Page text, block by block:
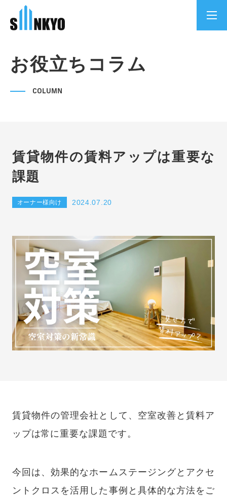
お役立ちコラム
COLUMN
賃貸物件の賃料アップは重要な
課題
オーナー様向け 2024.07.20
賃貸物件の管理会社として、空室改善と賃料ア
ップは常に重要な課題です。
今回は、効果的なホームステージングとアクセ
ントクロスを活用した事例と具体的な方法をご